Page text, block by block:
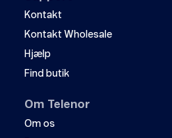
Kontakt
Kontakt Wholesale
Hjælp
Find butik
Om Telenor
Om os